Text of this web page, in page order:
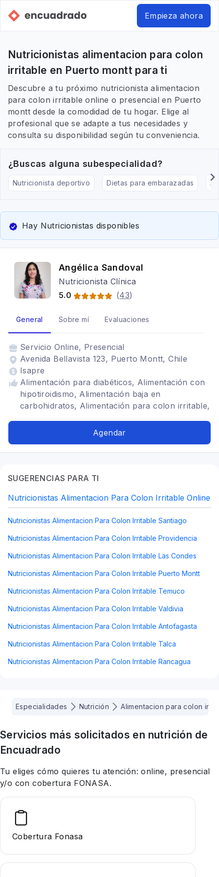
Empieza ahora
Nutricionistas alimentacion para colon
irritable en Puerto montt para ti
Descubre a tu próximo nutricionista alimentacion
para colon irritable online o presencial en Puerto
montt desde la comodidad de tu hogar. Elige al
profesional que se adapte a tus necesidades y
consulta su disponibilidad según tu conveniencia.
¿Buscas alguna subespecialidad?
Nutricionista deportivo Dietas para embarazadas
Hay Nutricionistas disponibles
Angélica Sandoval
Nutricionista Clínica
5.0
(43)
General Sobre mí Evaluaciones
Servicio Online, Presencial
Avenida Bellavista 123, Puerto Montt, Chile
Isapre
Alimentación para diabéticos, Alimentación con
hipotiroidismo, Alimentación baja en
carbohidratos, Alimentación para colon irritable,
para gastritis, Problemas digestivos
Agendar
SUGERENCIAS PARA TI
Nutricionistas Alimentacion Para Colon Irritable Online
Nutricionistas Alimentacion Para Colon Irritable Santiago
Nutricionistas Alimentacion Para Colon Irritable Providencia
Nutricionistas Alimentacion Para Colon Irritable Las Condes
Nutricionistas Alimentacion Para Colon Irritable Puerto Montt
Nutricionistas Alimentacion Para Colon Irritable Temuco
Nutricionistas Alimentacion Para Colon Irritable Valdivia
Nutricionistas Alimentacion Para Colon Irritable Antofagasta
Nutricionistas Alimentacion Para Colon Irritable Talca
Nutricionistas Alimentacion Para Colon Irritable Rancagua
Especialidades Nutrición Alimentacion para colon
Servicios más solicitados en nutrición de
Encuadrado
Tu eliges cómo quieres tu atención: online, presencial
y/o con cobertura FONASA.
Cobertura Fonasa